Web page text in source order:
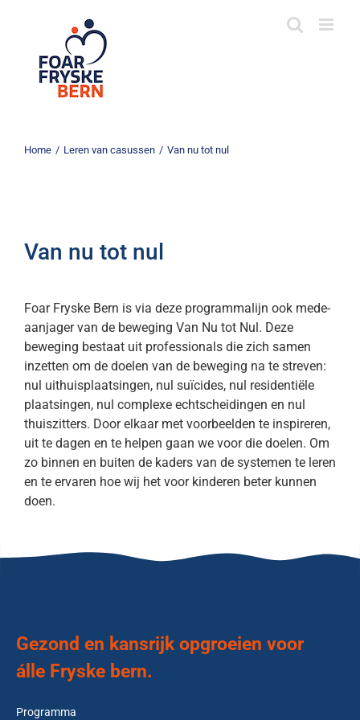
Home / Leren van casussen / Van nu tot nul
Van nu tot nul
Foar Fryske Bern is via deze programmalijn ook mede-
aanjager van de beweging Van Nu tot Nul. Deze
beweging bestaat uit professionals die zich samen
inzetten om de doelen van de beweging na te streven:
nul uithuisplaatsingen, nul suïcides, nul residentiële
plaatsingen, nul complexe echtscheidingen en nul
thuiszitters. Door elkaar met voorbeelden te inspireren,
uit te dagen en te helpen gaan we voor die doelen. Om
zo binnen en buiten de kaders van de systemen te leren
en te ervaren hoe wij het voor kinderen beter kunnen
doen.
Gezond en kansrijk opgroeien voor
álle Fryske bern.
Programma